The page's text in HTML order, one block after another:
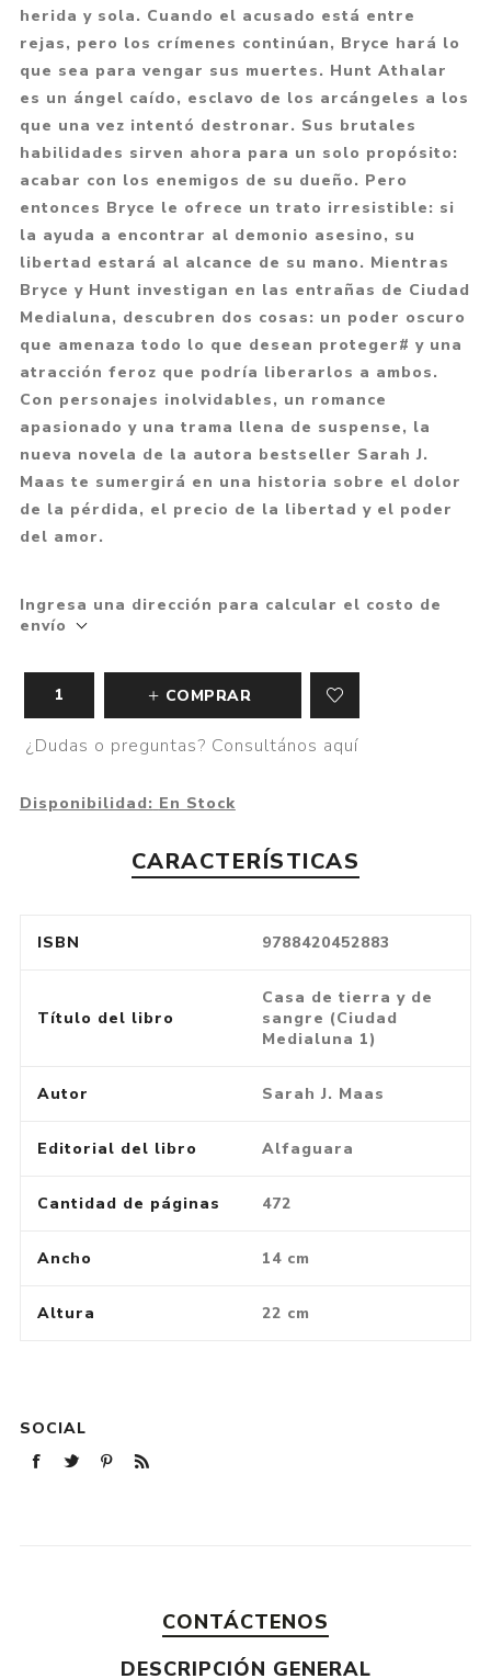
herida y sola. Cuando el acusado está entre
rejas, pero los crímenes continúan, Bryce hará lo
que sea para vengar sus muertes. Hunt Athalar
es un ángel caído, esclavo de los arcángeles a los
que una vez intentó destronar. Sus brutales
habilidades sirven ahora para un solo propósito:
acabar con los enemigos de su dueño. Pero
entonces Bryce le ofrece un trato irresistible: si
la ayuda a encontrar al demonio asesino, su
libertad estará al alcance de su mano. Mientras
Bryce y Hunt investigan en las entrañas de Ciudad
Medialuna, descubren dos cosas: un poder oscuro
que amenaza todo lo que desean proteger# y una
atracción feroz que podría liberarlos a ambos.
Con personajes inolvidables, un romance
apasionado y una trama llena de suspense, la
nueva novela de la autora bestseller Sarah J.
Maas te sumergirá en una historia sobre el dolor
de la pérdida, el precio de la libertad y el poder
del amor.
Ingresa una dirección para calcular el costo de
envío
COMPRAR
¿Dudas o preguntas? Consultános aquí
Disponibilidad: En Stock
CARACTERÍSTICAS
ISBN 9788420452883
Título del libro
Casa de tierra y de
sangre (Ciudad
Medialuna 1)
Autor Sarah J. Maas
Editorial del libro Alfaguara
Cantidad de páginas 472
Ancho 14 cm
Altura 22 cm
SOCIAL
CONTÁCTENOS
DESCRIPCIÓN GENERAL